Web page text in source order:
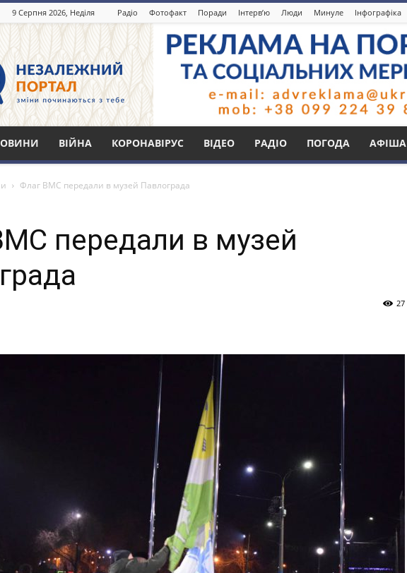
9 Серпня 2026, Неділя Радіо Фотофакт Поради Інтерв’ю Люди Минуле Інфографіка
Незалежний
портал
Павлоград.dp.ua
ВІЙНА КОРОНАВІРУС ВІДЕО РАДІО ПОГОДА АФІША
Флаг ВМС передали в музей Павлограда
передали в музей
27